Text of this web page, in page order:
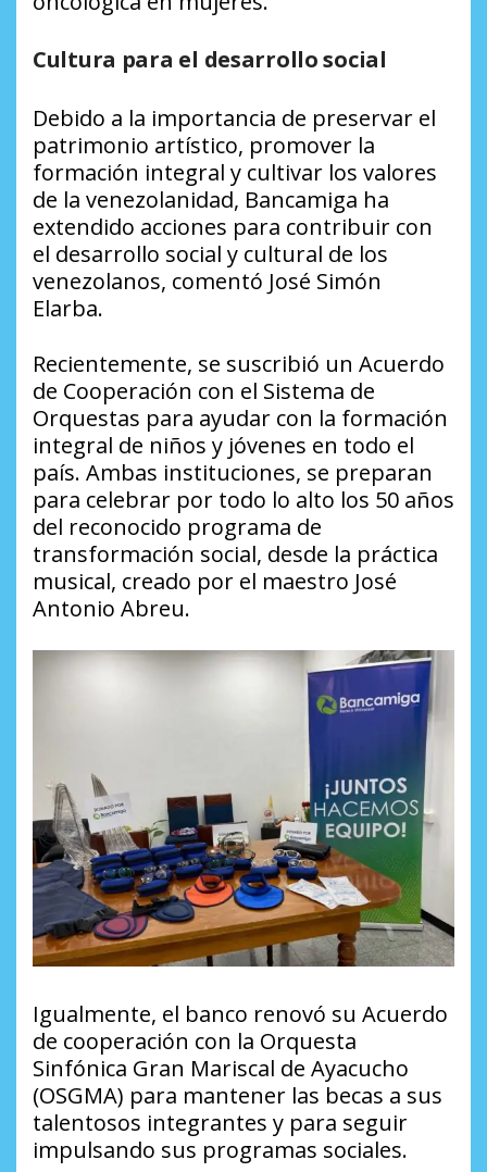
Cultura para el desarrollo social
Debido a la importancia de preservar el
patrimonio artístico, promover la
formación integral y cultivar los valores
de la venezolanidad, Bancamiga ha
extendido acciones para contribuir con
el desarrollo social y cultural de los
venezolanos, comentó José Simón
Elarba.
Recientemente, se suscribió un Acuerdo
de Cooperación con el Sistema de
Orquestas para ayudar con la formación
integral de niños y jóvenes en todo el
país. Ambas instituciones, se preparan
para celebrar por todo lo alto los 50 años
del reconocido programa de
transformación social, desde la práctica
musical, creado por el maestro José
Antonio Abreu.
Igualmente, el banco renovó su Acuerdo
de cooperación con la Orquesta
Sinfónica Gran Mariscal de Ayacucho
(OSGMA) para mantener las becas a sus
talentosos integrantes y para seguir
impulsando sus programas sociales.